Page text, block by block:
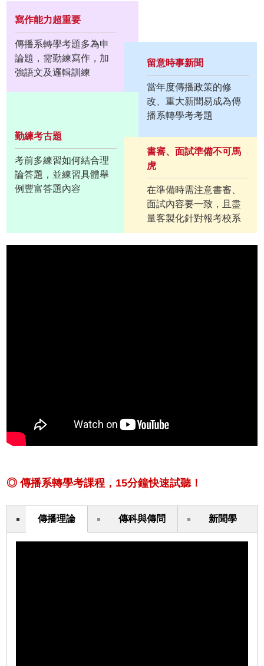
寫作能力超重要
傳播系轉學考題多為申
論題，需勤練寫作，加
強語文及邏輯訓練
留意時事新聞
當年度傳播政策的修
改、重大新聞易成為傳
播系轉學考考題
勤練考古題
考前多練習如何結合理
論答題，並練習具體舉
例豐富答題內容
書審、面試準備不可馬
虎
在準備時需注意書審、
面試內容要一致，且盡
量客製化針對報考校系
◎ 傳播系轉學考課程，15分鐘快速試聽！
傳播理論 傳科與傳問 新聞學